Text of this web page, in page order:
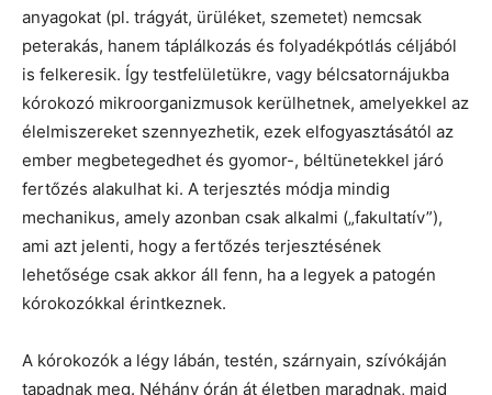
anyagokat (pl. trágyát, ürüléket, szemetet) nemcsak
peterakás, hanem táplálkozás és folyadékpótlás céljából
is felkeresik. Így testfelületükre, vagy bélcsatornájukba
kórokozó mikroorganizmusok kerülhetnek, amelyekkel az
élelmiszereket szennyezhetik, ezek elfogyasztásától az
ember megbetegedhet és gyomor-, béltünetekkel járó
fertőzés alakulhat ki. A terjesztés módja mindig
mechanikus, amely azonban csak alkalmi („fakultatív”),
ami azt jelenti, hogy a fertőzés terjesztésének
lehetősége csak akkor áll fenn, ha a legyek a patogén
kórokozókkal érintkeznek.
A kórokozók a légy lábán, testén, szárnyain, szívókáján
tapadnak meg. Néhány órán át életben maradnak, majd